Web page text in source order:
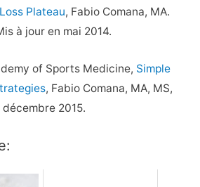
Plateau, Fabio Comana, MA.
à jour en mai 2014.
of Sports Medicine, Simple
, Fabio Comana, MA, MS,
2015.